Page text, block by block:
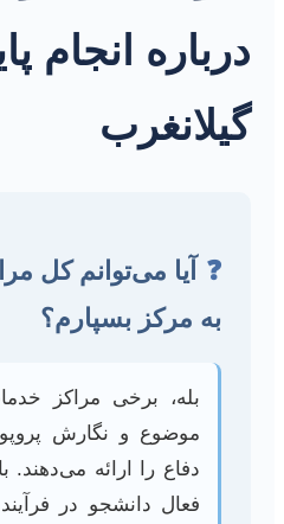
درباره انجام
گیلانغرب
❓
آیا می‌توانم کل
به مرکز بسپارم؟
بله، برخی مراکز
موضوع و نگارش
دفاع را ارائه
فعال دانشجو در